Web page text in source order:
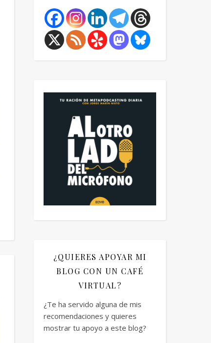
¿QUIERES APOYAR MI
BLOG CON UN CAFÉ
VIRTUAL?
¿Te ha servido alguna de mis
recomendaciones y quieres
mostrar tu apoyo a este blog?